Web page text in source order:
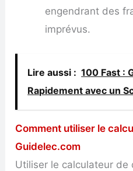
engendrant des
imprévus.
Lire aussi : 100 Fast :
Rapidement avec un
Comment utiliser le
Guidelec.com
Utiliser le calculateur de